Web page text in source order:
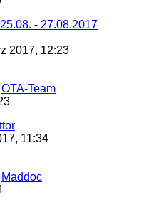
- 27.08.2017
2017, 12:23
OTA-Team
11:34
Maddoc